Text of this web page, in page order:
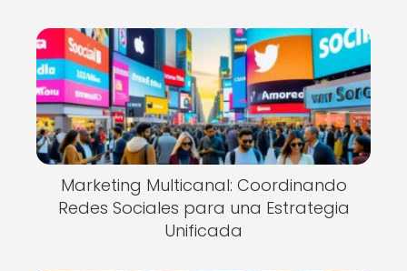
Marketing Multicanal: Coordinando
Redes Sociales para una Estrategia
Unificada